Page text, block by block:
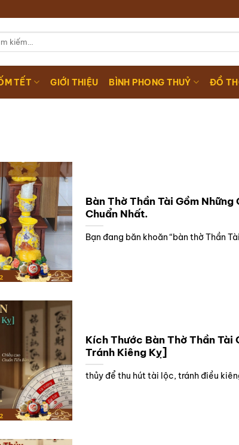
TẾT GIỚI THIỆU BÌNH PHONG THUỶ ĐỒ
Bàn Thờ Thần Tài Gồm
Chuẩn Nhất.
Bạn đang băn khoăn “bàn thờ Thần
Kích Thước Bàn Thờ Thần Tài
Tránh Kiêng Kỵ]
thủy để thu hút tài lộc, tránh điều